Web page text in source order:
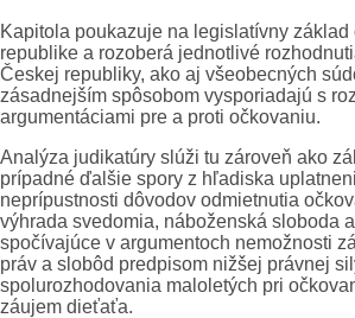
Kapitola poukazuje na legislatívny
republike a rozoberá jednotlivé
Českej republiky, ako aj všeobecných
zásadnejším spôsobom vysporiadajú s
argumentáciami pre a proti očkovaniu.
Analýza judikatúry slúži tu zároveň ako
prípadné ďalšie spory z hľadiska
neprípustnosti dôvodov odmietnutia
výhrada svedomia, náboženská sloboda
spočívajúce v argumentoch nemožnosti
práv a slobôd predpisom nižšej právnej
spolurozhodovania maloletých pri
záujem dieťaťa.